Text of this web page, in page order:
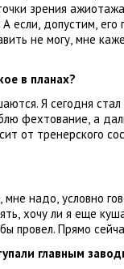
зрения ажиотажа
если, допустим, его
не могу, мне
в планах?
Я сегодня
фехтование, а
от тренерского
, мне надо, условно
, хочу ли я еще
провел. Прямо
главным